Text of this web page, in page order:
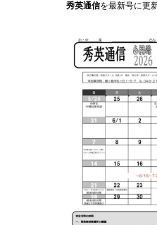
秀英通信を最新号に更